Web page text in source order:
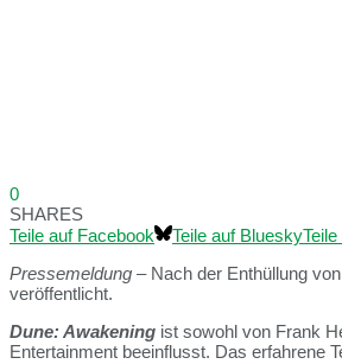
0
SHARES
Teile auf Facebook
Teile auf Bluesky
Pressemeldung – Nach der Enthüllung von
veröffentlicht.
Dune: Awakening ist sowohl von Frank
Entertainment beeinflusst. Das erfahrene